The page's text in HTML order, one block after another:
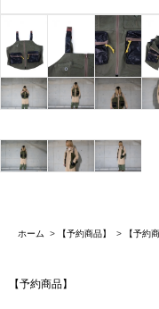
ホーム > 【予約商品】 > 【予約
【予約商品】